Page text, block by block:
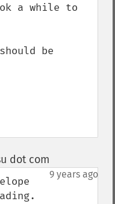
a while to
be
dot com
9 years ago